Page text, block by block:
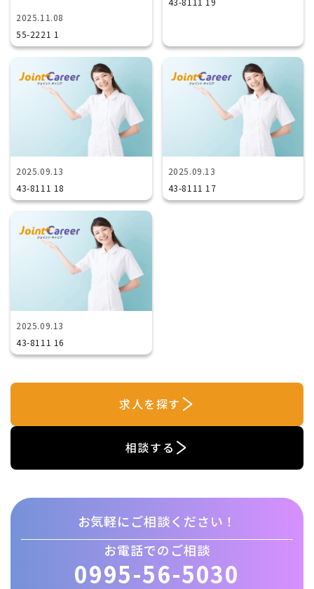
2025.11.08
55-2221 1
2025.09.13
43-8111 18
2025.09.13
43-8111 17
2025.09.13
43-8111 16
求人を探す
相談する
お気軽にご相談ください！
お電話でのご相談
0995-56-5030